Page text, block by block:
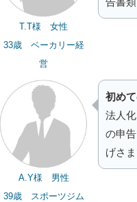
T.T様 女性
33歳 ベーカリー経
営
A.Y様 男性
39歳 スポーツジム
初め
法人
の申
げさ